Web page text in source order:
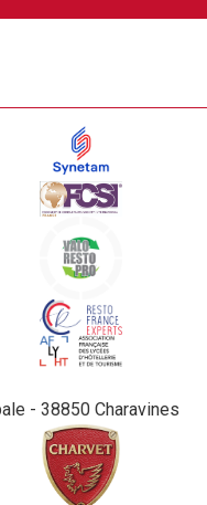
- 38850 Charavines